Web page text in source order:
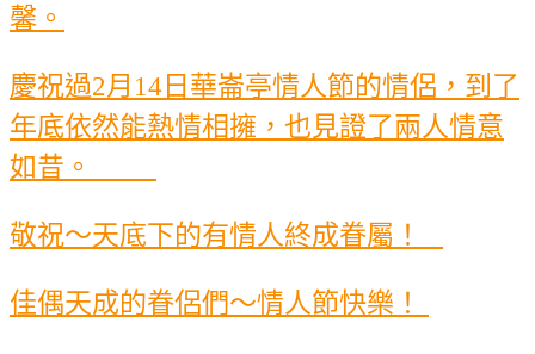
馨。
慶祝過2月14日華崙亭情人節的情侶，到了
年底依然能熱情相擁，也見證了兩人情意
如昔。
敬祝～天底下的有情人終成眷屬！
佳偶天成的眷侶們～情人節快樂！